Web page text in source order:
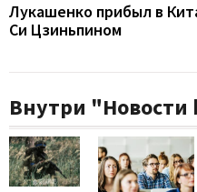
Лукашенко прибыл в
Си Цзиньпином
Внутри